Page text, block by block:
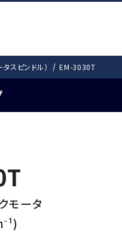
製品情報
ータスピンドルTOP
事例紹介
ダウンロード
お客様サポート
問
会社情報
スピンドル） EM-3030T
モータ